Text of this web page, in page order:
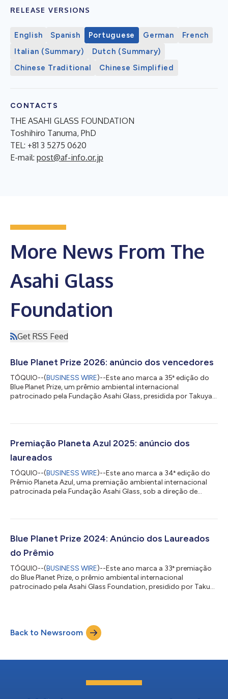
RELEASE VERSIONS
English Spanish Portuguese German
French
Italian (Summary)
Dutch (Summary)
Chinese Traditional
Chinese Simplified
CONTACTS
THE ASAHI GLASS FOUNDATION
Toshihiro Tanuma, PhD
TEL: +81 3 5275 0620
E-mail: post@af-info.or.jp
More News From The
Asahi Glass
Foundation
Get RSS Feed
Blue Planet Prize 2026: anúncio dos vencedores
TÓQUIO--(BUSINESS WIRE)--Este ano marca a 35ª edição do
Blue Planet Prize, um prêmio ambiental internacional
patrocinado pela Fundação Asahi Glass, presidida por Takuya
tenham feito contribuições significativas para a resolução de
selecionou os seguintes vencedores do Prêmio Blue Planet
2026. 1. Dra. Linda S. Birnbaum (EUA), nascida...
Premiação Planeta Azul 2025: anúncio dos
laureados
TÓQUIO--(BUSINESS WIRE)--Este ano marca a 34⁠ª edição do
Prêmio Planeta Azul, uma premiação ambiental internacional
patrocinada pela Fundação Asahi Glass, sob a direção de
relevantes para a solução de problemas ambientais globais. O
Prêmio Planeta Azul de 2025. 1. Professor Robert B. Jackson
Blue Planet Prize 2024: Anúncio dos Laureados
do Prêmio
TÓQUIO--(BUSINESS WIRE)--Este ano marca a 33ª premiação
do Blue Planet Prize, o prêmio ambiental internacional
patrocinado pela Asahi Glass Foundation, presidido por Takuya
mundial. O Conselho Administrativo selecionou os seguintes
laureados do Blue Planet Prize 2024. 1. Professor Robert
Costanza (EUA e Austrália), que nasceu em...
Back to Newsroom